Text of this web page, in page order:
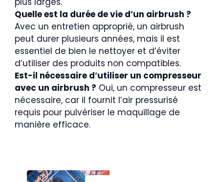
Quelle est la durée de vie d’un airbrush ?
Avec un entretien approprié, un airbrush
peut durer plusieurs années, mais il est
essentiel de bien le nettoyer et d’éviter
d’utiliser des produits non compatibles.
Est-il nécessaire d’utiliser un compresseur
avec un airbrush ? Oui, un compresseur est
nécessaire, car il fournit l’air pressurisé
requis pour pulvériser le maquillage de
manière efficace.